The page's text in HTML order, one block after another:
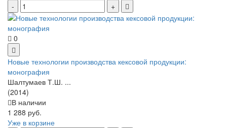
0
Новые технологии производства кексовой продукции:
монография
Шалтумаев Т.Ш. ...
(2014)
В наличии
1 288 руб.
Уже в корзине